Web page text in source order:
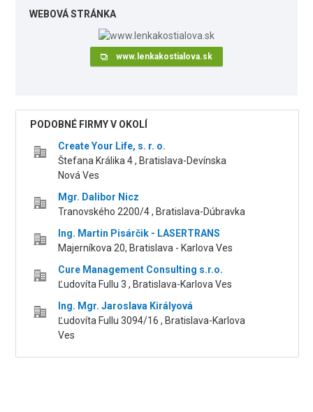
WEBOVÁ STRÁNKA
www.lenkakostialova.sk
PODOBNÉ FIRMY V OKOLÍ
Create Your Life, s. r. o.
Štefana Králika 4 , Bratislava-Devínska
Nová Ves
Mgr. Dalibor Nicz
Tranovského 2200/4 , Bratislava-Dúbravka
Ing. Martin Pisárčik - LASERTRANS
Majerníkova 20, Bratislava - Karlova Ves
Cure Management Consulting s.r.o.
Ľudovíta Fullu 3 , Bratislava-Karlova Ves
Ing. Mgr. Jaroslava Királyová
Ľudovíta Fullu 3094/16 , Bratislava-Karlova
Ves